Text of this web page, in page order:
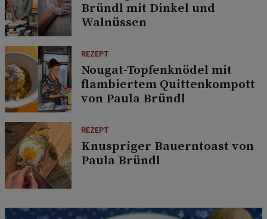
Bründl mit Dinkel und
Walnüssen
REZEPT
Nougat-Topfenknödel mit
flambiertem Quittenkompott
von Paula Bründl
REZEPT
Knuspriger Bauerntoast von
Paula Bründl